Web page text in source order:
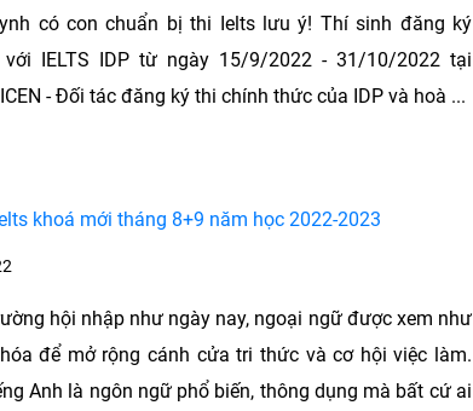
có con chuẩn bị thi Ielts lưu ý! Thí sinh đăng ký
với IELTS IDP từ ngày 15/9/2022 - 31/10/2022 tại
- Đối tác đăng ký thi chính thức của IDP và hoà ...
khoá mới tháng 8+9 năm học 2022-2023
hội nhập như ngày nay, ngoại ngữ được xem như
để mở rộng cánh cửa tri thức và cơ hội việc làm.
Anh là ngôn ngữ phổ biến, thông dụng mà bất cứ ai